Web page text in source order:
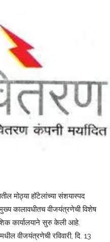
मोठ्या हॉटेलांच्या संशयास्पद
कालावधीतच वीजयंत्रणेची विशेष
कार्यालयाने सुरु केली आहे.
वीजयंत्रणेची रविवारी, दि. 13